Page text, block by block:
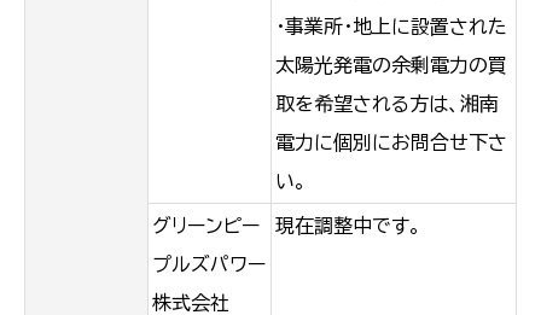
・事業所・地上に設置された
太陽光発電の余剰電力の買
取を希望される方は、湘南
電力に個別にお問合せ下さ
い。
グリーンピー
プルズパワー
株式会社
現在調整中です。